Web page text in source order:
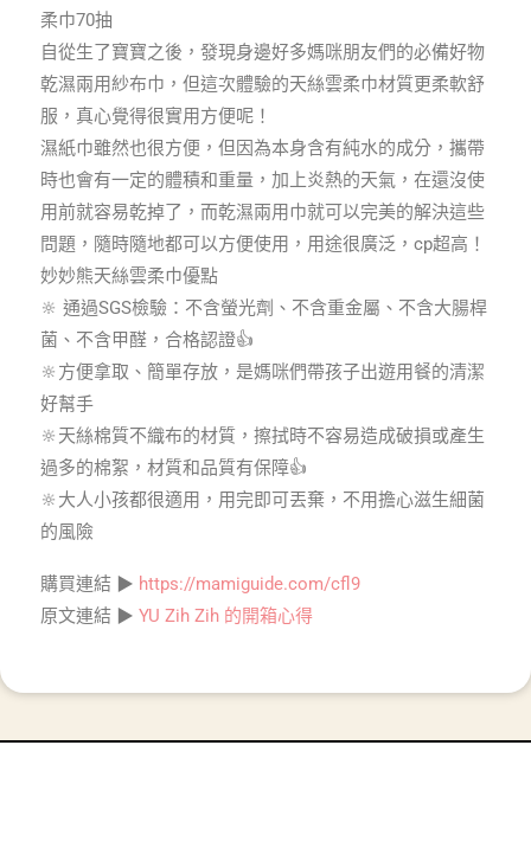
柔巾70抽
自從生了寶寶之後，發現身邊好多媽咪朋友們的必備好物
乾濕兩用紗布巾，但這次體驗的天絲雲柔巾材質更柔軟舒
服，真心覺得很實用方便呢！
濕紙巾雖然也很方便，但因為本身含有純水的成分，攜帶
時也會有一定的體積和重量，加上炎熱的天氣，在還沒使
用前就容易乾掉了，而乾濕兩用巾就可以完美的解決這些
問題，隨時隨地都可以方便使用，用途很廣泛，cp超高！
妙妙熊天絲雲柔巾優點
🔆 通過SGS檢驗：不含螢光劑、不含重金屬、不含大腸桿
菌、不含甲醛，合格認證👍
🔆方便拿取、簡單存放，是媽咪們帶孩子出遊用餐的清潔
好幫手
🔆天絲棉質不織布的材質，擦拭時不容易造成破損或產生
過多的棉絮，材質和品質有保障👍
🔆大人小孩都很適用，用完即可丟棄，不用擔心滋生細菌
的風險
購買連結 ▶ https://mamiguide.com/cfl9
原文連結 ▶ YU Zih Zih 的開箱心得